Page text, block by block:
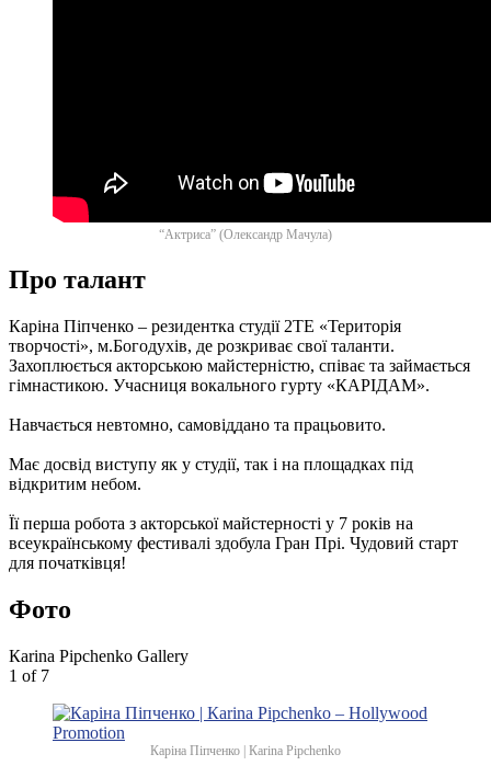
“Актриса” (Олександр Мачула)
Про талант
Каріна Піпченко – резидентка студії 2ТЕ «Територія
творчості», м.Богодухів, де розкриває свої таланти.
Захоплюється акторською майстерністю, співає та займається
гімнастикою. Учасниця вокального гурту «КАРІДАМ».
Навчається невтомно, самовіддано та працьовито.
Має досвід виступу як у студії, так і на площадках під
відкритим небом.
Її перша робота з акторської майстерності у 7 років на
всеукраїнському фестивалі здобула Гран Прі. Чудовий старт
для початківця!
Фото
Каrina Pipchenko Gallery
1 of 7
Каріна Піпченко | Каrina Pipchenko